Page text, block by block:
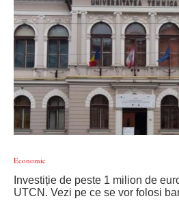
Economic
Investiție de peste 1 milion de
UTCN. Vezi pe ce se vor folosi